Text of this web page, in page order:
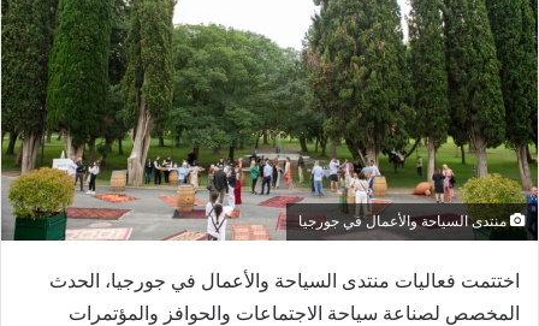
منتدى السياحة والأعمال في جورجيا
اختتمت فعاليات منتدى السياحة والأعمال في جورجيا، الحدث
المخصص لصناعة سياحة الاجتماعات والحوافز والمؤتمرات